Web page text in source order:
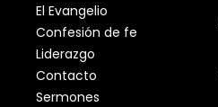
El Evangelio
Confesión de fe
Liderazgo
Contacto
Sermones